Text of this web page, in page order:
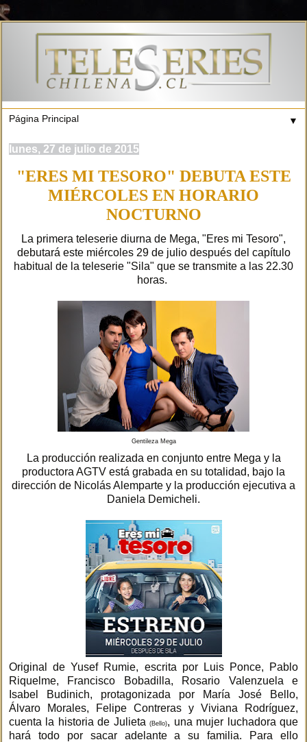
▼
lunes, 27 de julio de 2015
"ERES MI TESORO" DEBUTA ESTE
MIÉRCOLES EN HORARIO
NOCTURNO
La primera teleserie diurna de Mega, "Eres mi Tesoro",
debutará este miércoles 29 de julio después del capítulo
habitual de la teleserie "Sila" que se transmite a las 22.30
horas.
Gentileza Mega
La producción realizada en conjunto entre Mega y la
productora AGTV está grabada en su totalidad, bajo la
dirección de Nicolás Alemparte y la producción ejecutiva a
Daniela Demicheli.
Original de Yusef Rumie, escrita por Luis Ponce, Pablo
Riquelme, Francisco Bobadilla, Rosario Valenzuela e
Isabel Budinich, protagonizada por María José Bello,
Álvaro Morales, Felipe Contreras y Viviana Rodríguez,
cuenta la historia de Julieta(Bello), una mujer luchadora que
hará todo por sacar adelante a su familia. Para ello